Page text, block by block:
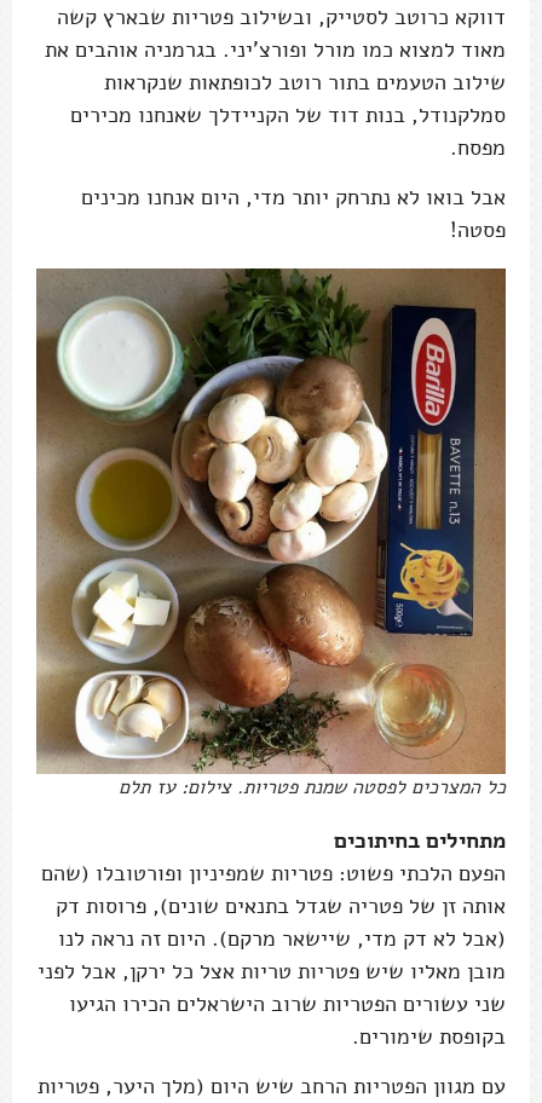
דווקא כרוטב לסטייק, ובשילוב פטריות שבארץ קשה
מאוד למצוא כמו מורל ופורצ'יני. בגרמניה אוהבים את
שילוב הטעמים בתור רוטב לכופתאות שנקראות
סמלקנודל, בנות דוד של הקניידלך שאנחנו מכירים
מפסח.
אבל בואו לא נתרחק יותר מדי, היום אנחנו מכינים
פסטה!
כל המצרכים לפסטה שמנת פטריות. צילום: עז תלם
מתחילים בחיתוכים
הפעם הלכתי פשוט: פטריות שמפיניון ופורטובלו (שהם
אותה זן של פטריה שגדל בתנאים שונים), פרוסות דק
(אבל לא דק מדי, שיישאר מרקם). היום זה נראה לנו
מובן מאליו שיש פטריות טריות אצל כל ירקן, אבל לפני
שני עשורים הפטריות שרוב הישראלים הכירו הגיעו
בקופסת שימורים.
עם מגוון הפטריות הרחב שיש היום (מלך היער, פטריות